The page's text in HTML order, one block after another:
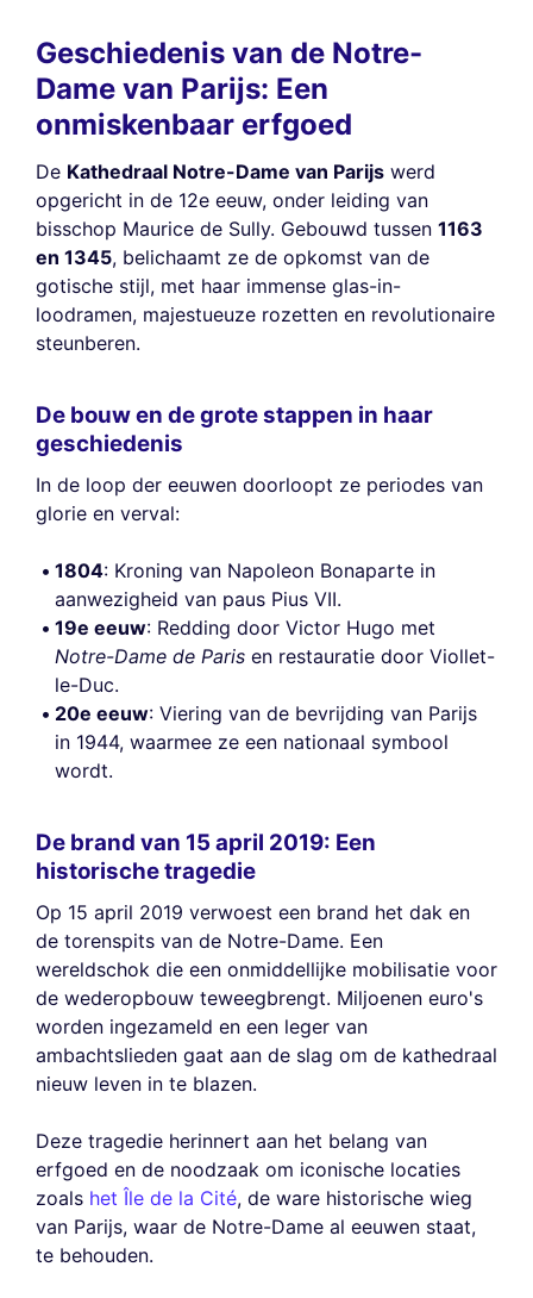
Geschiedenis van de Notre-
Dame van Parijs: Een
onmiskenbaar erfgoed
De Kathedraal Notre-Dame van Parijs werd
opgericht in de 12e eeuw, onder leiding van
bisschop Maurice de Sully. Gebouwd tussen 1163
en 1345, belichaamt ze de opkomst van de
gotische stijl, met haar immense glas-in-
loodramen, majestueuze rozetten en revolutionaire
steunberen.
De bouw en de grote stappen in haar
geschiedenis
In de loop der eeuwen doorloopt ze periodes van
glorie en verval:
1804: Kroning van Napoleon Bonaparte in
aanwezigheid van paus Pius VII.
19e eeuw: Redding door Victor Hugo met
Notre-Dame de Paris en restauratie door Viollet-
le-Duc.
20e eeuw: Viering van de bevrijding van Parijs
in 1944, waarmee ze een nationaal symbool
wordt.
De brand van 15 april 2019: Een
historische tragedie
Op 15 april 2019 verwoest een brand het dak en
de torenspits van de Notre-Dame. Een
wereldschok die een onmiddellijke mobilisatie voor
de wederopbouw teweegbrengt. Miljoenen euro's
worden ingezameld en een leger van
ambachtslieden gaat aan de slag om de kathedraal
nieuw leven in te blazen.
Deze tragedie herinnert aan het belang van
erfgoed en de noodzaak om iconische locaties
zoals het Île de la Cité, de ware historische wieg
van Parijs, waar de Notre-Dame al eeuwen staat,
te behouden.